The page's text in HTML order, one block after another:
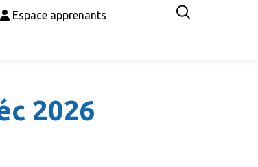
Espace apprenants
2026